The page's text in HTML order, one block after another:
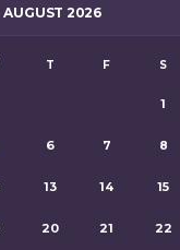
AUGUST 2026
T F S
1
6 7 8
13 14 15
20 21 22